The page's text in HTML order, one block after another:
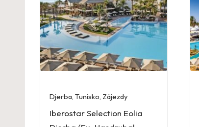
Djerba, Tunisko, Zájezdy
Iberostar Selection Eolia